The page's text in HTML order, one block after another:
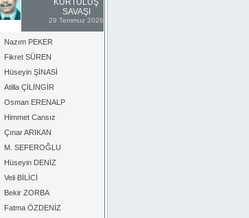
KURTULUŞ
SAVAŞI
29 Temmuz 2026
Nazım PEKER
Fikret SÜREN
Hüseyin ŞİNASİ
Atilla ÇİLİNGİR
Osman ERENALP
Himmet Cansız
Çınar ARIKAN
M. SEFEROĞLU
Hüseyin DENİZ
Veli BİLİCİ
Bekir ZORBA
Fatma ÖZDENİZ